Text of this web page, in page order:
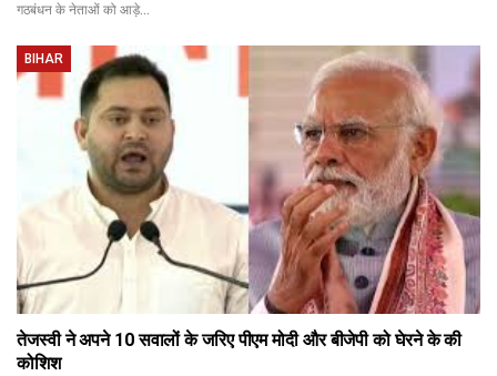
गठबंधन के नेताओं को आड़े…
BIHAR
तेजस्वी ने अपने 10 सवालों के जरिए पीएम मोदी और बीजेपी को घेरने के की
कोशिश